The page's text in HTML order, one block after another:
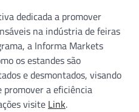
dedicada a promover
na indústria de feiras
a Informa Markets
os estandes são
e desmontados, visando
a eficiência
visite Link.